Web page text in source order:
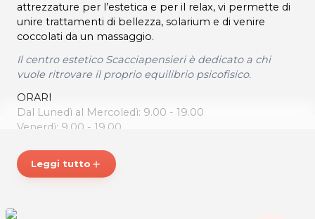
attrezzature per l’estetica e per il relax, vi permette di
unire trattamenti di bellezza, solarium e di venire
coccolati da un massaggio.
Il centro estetico Scacciapensieri è dedicato a chi
vuole ritrovare il proprio equilibrio psicofisico.
ORARI
Dal Lunedì al Mercoledì: 9.00 - 19.00
Venerdì: 9.00 - 19.00
CENTRO ESTETICO SCACCIAPENSIERI
Via Zampis, 8
Leggi tutto add